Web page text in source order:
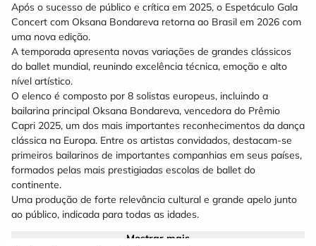
Após o sucesso de público e crítica em 2025, o Espetáculo Gala
Concert com Oksana Bondareva retorna ao Brasil em 2026 com
uma nova edição.
A temporada apresenta novas variações de grandes clássicos
do ballet mundial, reunindo excelência técnica, emoção e alto
nível artístico.
O elenco é composto por 8 solistas europeus, incluindo a
bailarina principal Oksana Bondareva, vencedora do Prêmio
Capri 2025, um dos mais importantes reconhecimentos da dança
clássica na Europa. Entre os artistas convidados, destacam-se
primeiros bailarinos de importantes companhias em seus países,
formados pelas mais prestigiadas escolas de ballet do
continente.
Uma produção de forte relevância cultural e grande apelo junto
ao público, indicada para todas as idades.
Mostrar mais